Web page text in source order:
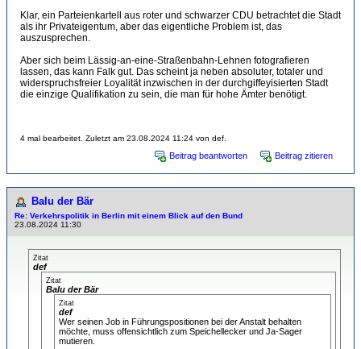
Klar, ein Parteienkartell aus roter und schwarzer CDU betrachtet die Stadt
als ihr Privateigentum, aber das eigentliche Problem ist, das
auszusprechen.
Aber sich beim Lässig-an-eine-Straßenbahn-Lehnen fotografieren
lassen, das kann Falk gut. Das scheint ja neben absoluter, totaler und
widerspruchsfreier Loyalität inzwischen in der durchgiffeyisierten Stadt
die einzige Qualifikation zu sein, die man für hohe Ämter benötigt.
4 mal bearbeitet. Zuletzt am 23.08.2024 11:24 von def.
Beitrag beantworten Beitrag zitieren
Balu der Bär
Re: Verkehrspolitik in Berlin mit einem Blick auf den Bund
23.08.2024 11:30
Zitat
def
Zitat
Balu der Bär
Zitat
def
Wer seinen Job in Führungspositionen bei der Anstalt behalten
möchte, muss offensichtlich zum Speichellecker und Ja-Sager
mutieren.